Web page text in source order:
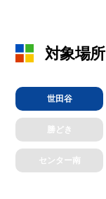
対象場所
世田谷
勝どき
センター南